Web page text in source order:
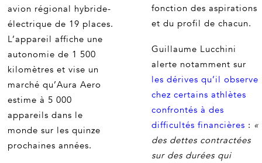
fonction des aspirations
et du profil de chacun.
Guillaume Lucchini
alerte notamment sur
les dérives qu’il observe
chez certains athlètes
confrontés à des
difficultés financières : «
des dettes contractées
sur des durées qui
avion régional hybride-
électrique de 19 places.
L’appareil affiche une
autonomie de 1 500
kilomètres et vise un
marché qu’Aura Aero
estime à 5 000
appareils dans le
monde sur les quinze
prochaines années.